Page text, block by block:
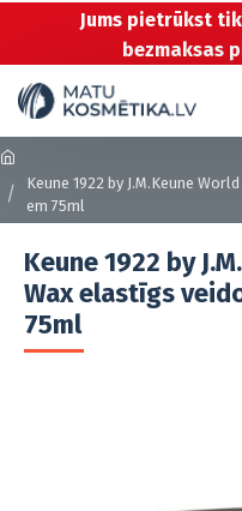
Jums pietrūkst
bezmaksas
Keune 1922 by J.M.Keune
em 75ml
Keune 1922 by
Wax elastīgs
75ml